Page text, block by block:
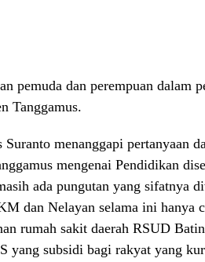
pemuda dan perempuan dalam
Tanggamus.
menanggapi pertanyaan
mengenai Pendidikan
ada pungutan yang sifatnya
dan Nelayan selama ini hanya
rumah sakit daerah RSUD
yang subsidi bagi rakyat yang